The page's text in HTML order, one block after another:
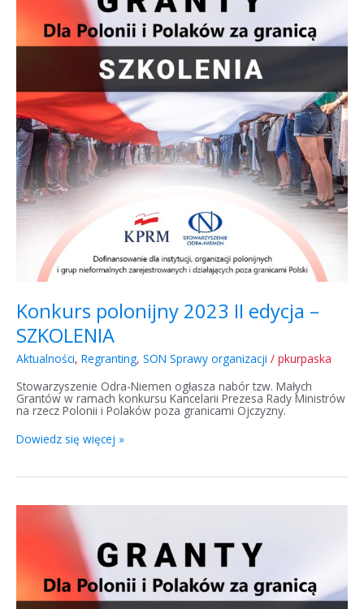
Konkurs polonijny 2023 II edycja –
SZKOLENIA
Aktualności, Regranting, SON Sprawy organizacji / pkurpaska
Stowarzyszenie Odra-Niemen ogłasza nabór tzw. Małych
Grantów w ramach konkursu Kancelarii Prezesa Rady Ministrów
na rzecz Polonii i Polaków poza granicami Ojczyzny.
SZKOLENIA
Dowiedz się więcej »
Konkurs
wyniki